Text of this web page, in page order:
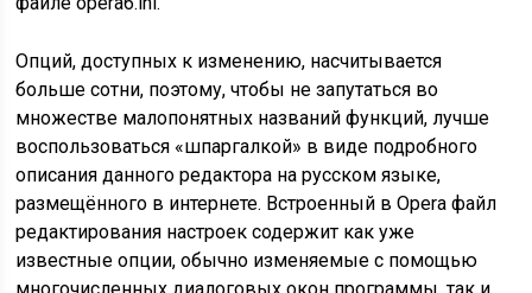
Опций, доступных к изменению, насчитывается
больше сотни, поэтому, чтобы не запутаться во
множестве малопонятных названий функций, лучше
воспользоваться «шпаргалкой» в виде подробного
описания данного редактора на русском языке,
размещённого в интернете. Встроенный в Opera файл
редактирования настроек содержит как уже
известные опции, обычно изменяемые с помощью